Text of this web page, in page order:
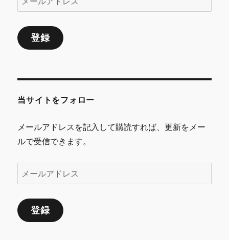
ー
ル
ア
ス
登録
当サイトをフォロー
メールアドレスを記入して購読すれば、更新をメー
ルで受信できます。
ー
ル
ア
登録